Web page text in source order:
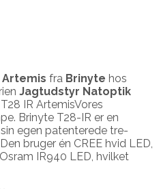
Artemis fra Brinyte hos
Jagtudstyr Natoptik
IR ArtemisVores
Brinyte T28-IR er en
egen patenterede tre-
bruger én CREE hvid LED,
IR940 LED, hvilket